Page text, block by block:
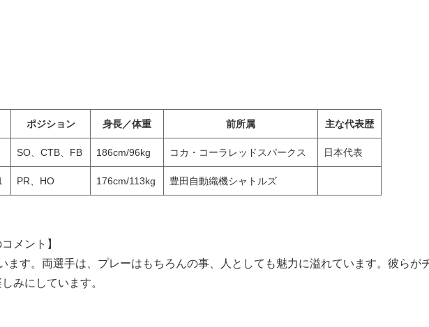
ポジション 身長／体重 前所属 主な代表歴
SO、CTB、FB 186cm/96kg コカ・コーラレッドスパークス 日本代表
PR、HO 176cm/113kg 豊田自動織機シャトルズ
メント】
ます。両選手は、プレーはもちろんの事、人としても魅力に溢れています。彼らが
みにしています。